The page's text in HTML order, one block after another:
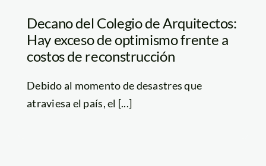
Decano del Colegio de Arquitectos:
Hay exceso de optimismo frente a
costos de reconstrucción
Debido al momento de desastres que
atraviesa el país, el [...]